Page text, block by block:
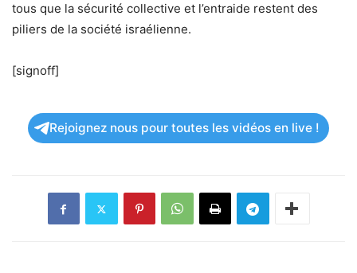
tous que la sécurité collective et l’entraide restent des
piliers de la société israélienne.
[signoff]
Rejoignez nous pour toutes les vidéos en live !